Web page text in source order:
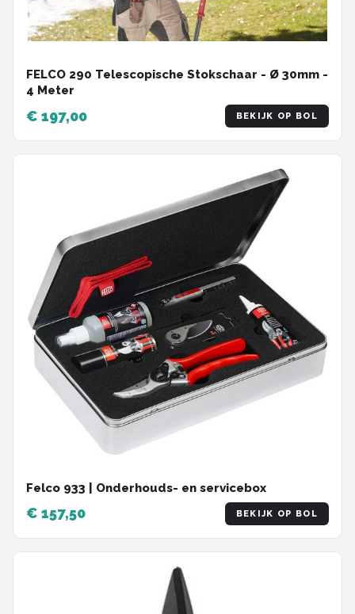
FELCO 290 Telescopische Stokschaar - Ø 30mm -
4 Meter
€ 197,00 BEKIJK OP BOL
Felco 933 | Onderhouds- en servicebox
€ 157,50 BEKIJK OP BOL